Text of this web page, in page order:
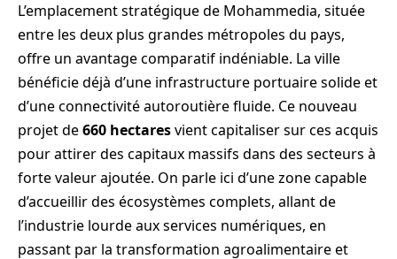
L’emplacement stratégique de Mohammedia, située
entre les deux plus grandes métropoles du pays,
offre un avantage comparatif indéniable. La ville
bénéficie déjà d’une infrastructure portuaire solide et
d’une connectivité autoroutière fluide. Ce nouveau
projet de660 hectaresvient capitaliser sur ces acquis
pour attirer des capitaux massifs dans des secteurs à
forte valeur ajoutée. On parle ici d’une zone capable
d’accueillir des écosystèmes complets, allant de
l’industrie lourde aux services numériques, en
passant par la transformation agroalimentaire et